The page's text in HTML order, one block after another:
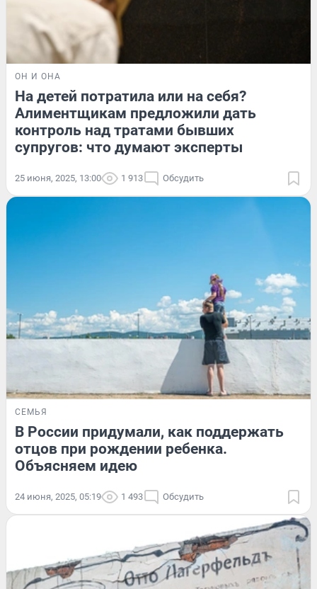
ОН И ОНА
На детей потратила или на себя?
Алиментщикам предложили дать
контроль над тратами бывших
супругов: что думают эксперты
25 июня, 2025, 13:00 1 913 Обсудить
СЕМЬЯ
В России придумали, как поддержать
отцов при рождении ребенка.
Объясняем идею
24 июня, 2025, 05:19 1 493 Обсудить